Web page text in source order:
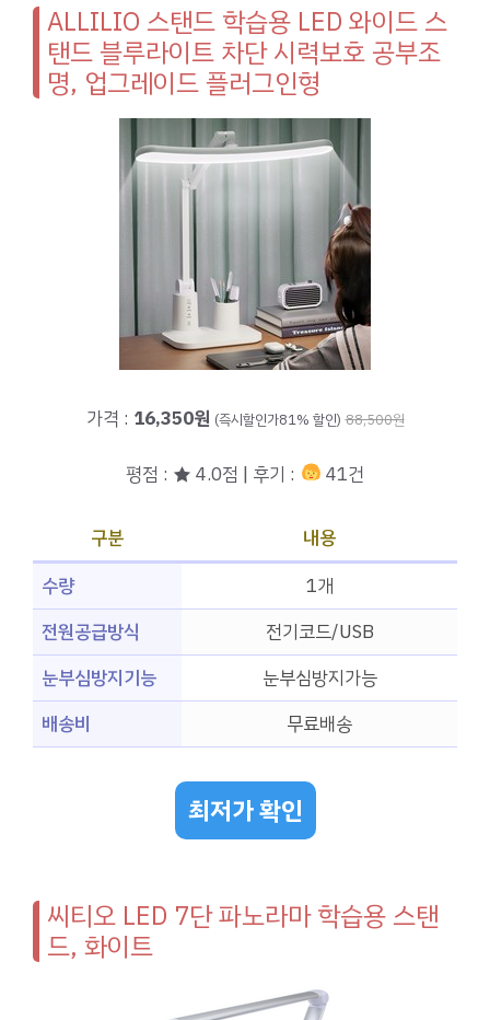
ALLILIO 스탠드 학습용 LED 와이드 스
탠드 블루라이트 차단 시력보호 공부조
명, 업그레이드 플러그인형
가격 : 16,350원 (즉시할인가81% 할인) 88,500원
평점 : ★ 4.0점 | 후기 : 41건
구분
내용
수량
1개
전원공급방식
전기코드/USB
눈부심방지기능
눈부심방지가능
배송비
무료배송
최저가 확인
씨티오 LED 7단 파노라마 학습용 스탠
드, 화이트